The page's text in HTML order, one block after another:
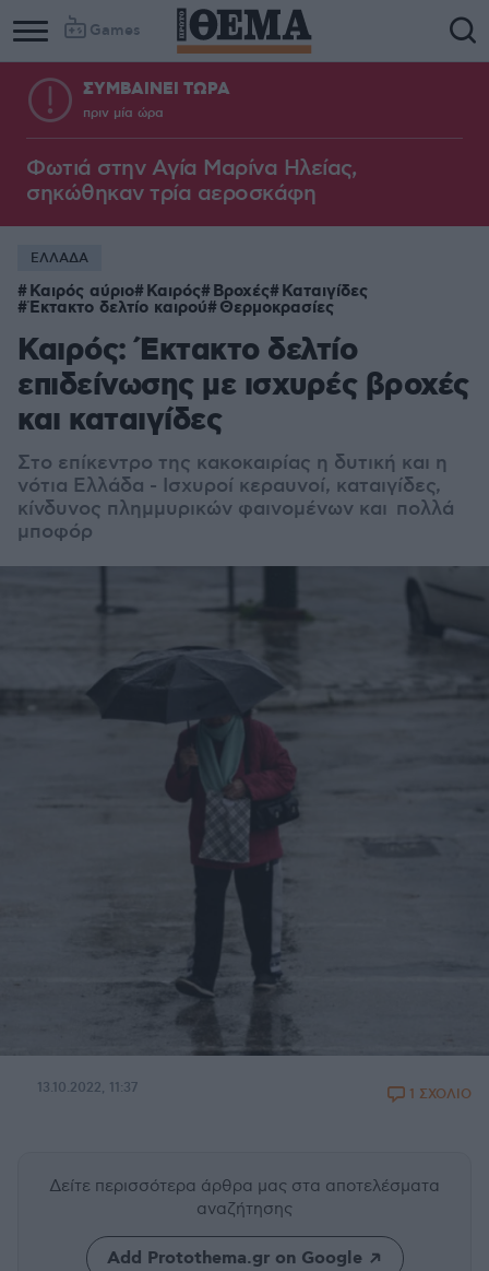
Games
ΣΥΜΒΑΙΝΕΙ ΤΩΡΑ
πριν μία ώρα
Φωτιά στην Aγία Μαρίνα Ηλείας,
σηκώθηκαν τρία αεροσκάφη
ΕΛΛΑΔΑ
Καιρός αύριο Καιρός Βροχές Καταιγίδες
Έκτακτο δελτίο καιρού Θερμοκρασίες
Καιρός: Έκτακτο δελτίο
επιδείνωσης με ισχυρές βροχές
και καταιγίδες
Στο επίκεντρο της κακοκαιρίας η δυτική και η
νότια Ελλάδα - Ισχυροί κεραυνοί, καταιγίδες,
κίνδυνος πλημμυρικών φαινομένων και πολλά
μποφόρ
13.10.2022, 11:37 1 ΣΧΟΛΙΟ
Δείτε περισσότερα άρθρα μας στα αποτελέσματα
αναζήτησης
Add Protothema.gr on Google